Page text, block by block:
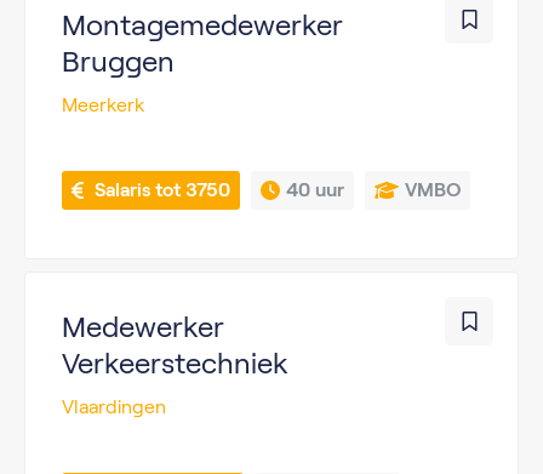
Montagemedewerker
Bruggen
Meerkerk
Salaris tot 3750 40 uur VMBO
Medewerker
Verkeerstechniek
Vlaardingen